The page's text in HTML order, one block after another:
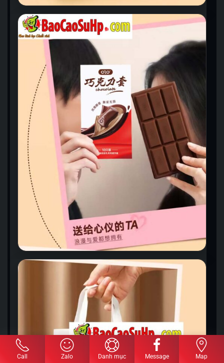
Call Zalo Danh mục Message Map